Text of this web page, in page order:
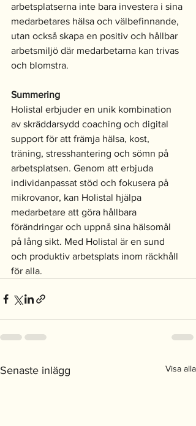
arbetsplatserna inte bara investera i sina
medarbetares hälsa och välbefinnande,
utan också skapa en positiv och hållbar
arbetsmiljö där medarbetarna kan trivas
och blomstra.
Summering
Holistal erbjuder en unik kombination
av skräddarsydd coaching och digital
support för att främja hälsa, kost,
träning, stresshantering och sömn på
arbetsplatsen. Genom att erbjuda
individanpassat stöd och fokusera på
mikrovanor, kan Holistal hjälpa
medarbetare att göra hållbara
förändringar och uppnå sina hälsomål
på lång sikt. Med Holistal är en sund
och produktiv arbetsplats inom räckhåll
för alla.
Senaste inlägg Visa alla